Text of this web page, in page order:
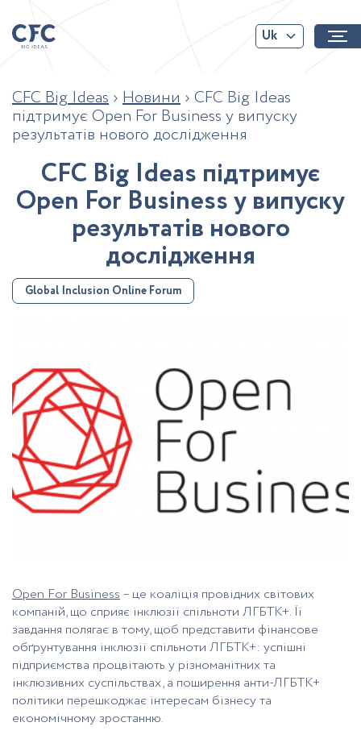
Uk
CFC Big Ideas › Новини › CFC Big Ideas
підтримує Open For Business у випуску
результатів нового дослідження
CFC Big Ideas підтримує
Open For Businessувипуску
результатів нового
дослідження
Global Inclusion Online Forum
Open For Business– це коаліція провідних світових
компаній, що сприяє інклюзії спільноти ЛГБТК+. Її
завдання полягає в тому, щоб представити фінансове
обґрунтування інклюзії спільноти ЛГБТК+: успішні
підприємства процвітають у різноманітних та
інклюзивних суспільствах, а поширення анти-ЛГБТК+
політики перешкоджає інтересам бізнесу та
економічному зростанню.